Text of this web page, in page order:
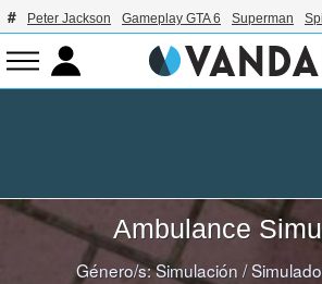
Peter Jackson Gameplay GTA 6 Superman
Ambulance
Género/s:Simulación /